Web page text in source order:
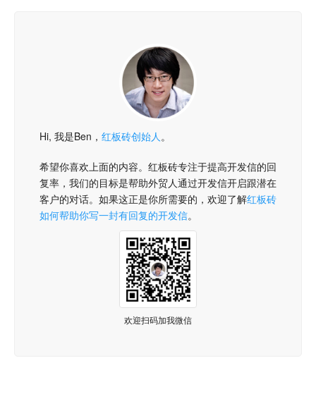
Hi, 我是Ben， 红板砖创始人。
希望你喜欢上面的内容。红板砖专注于提高开发信的回
复率，我们的目标是帮助外贸人通过开发信开启跟潜在
客户的对话。如果这正是你所需要的，欢迎了解红板砖
如何帮助你写一封有回复的开发信。
欢迎扫码加我微信